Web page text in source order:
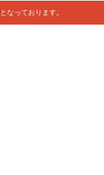
なっております。